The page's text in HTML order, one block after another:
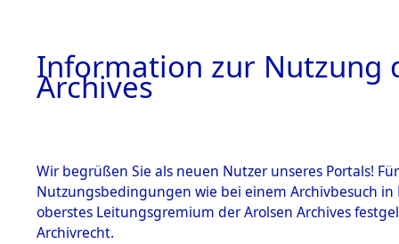
Information zur Nutzung
Archives
Wir begrüßen Sie als neuen Nutzer unseres Portals!
Nutzungsbedingungen wie bei einem Archivbesuch
oberstes Leitungsgremium der Arolsen Archives
Archivrecht.